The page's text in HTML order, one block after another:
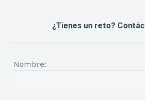
¿Tienes un reto?
Nombre: